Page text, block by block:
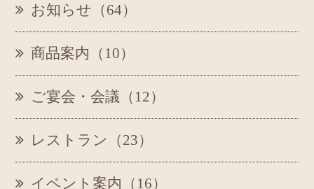
お知らせ（64）
商品案内（10）
ご宴会・会議（12）
レストラン（23）
イベント案内（16）